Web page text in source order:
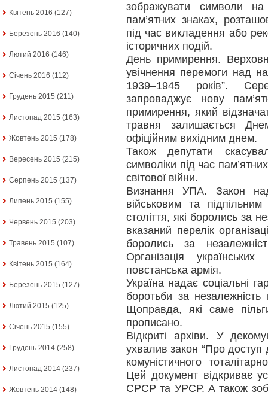
Квітень 2016 (127)
Березень 2016 (140)
Лютий 2016 (146)
Січень 2016 (112)
Грудень 2015 (211)
Листопад 2015 (163)
Жовтень 2015 (178)
Вересень 2015 (215)
Серпень 2015 (137)
Липень 2015 (155)
Червень 2015 (203)
Травень 2015 (107)
Квітень 2015 (164)
Березень 2015 (127)
Лютий 2015 (125)
Січень 2015 (155)
Грудень 2014 (258)
Листопад 2014 (237)
Жовтень 2014 (148)
зображувати символи на
пам’ятних знаках,
під час викладення або
історичних подій.
День примирення.
увічнення перемоги над
1939–1945 років”.
запроваджує нову
примирення, який
травня залишається
офіційним вихідним днем.
Також депутати
символіки під час
світової війни.
Визнання УПА. Закон
військовим та
століття, які боролись за
вказаний перелік
боролись за
Організація українських
повстанська армія.
Україна надає соціальні
боротьби за
Щоправда, які саме
прописано.
Відкриті архіви. У
ухвалив закон “Про доступ
комуністичного
Цей документ відкриває
СРСР та УРСР. А також